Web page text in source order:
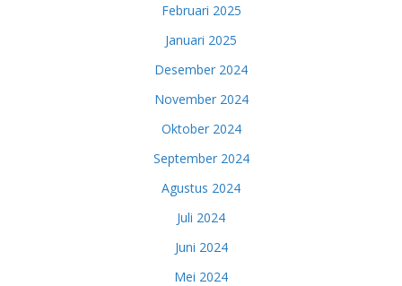
Februari 2025
Januari 2025
Desember 2024
November 2024
Oktober 2024
September 2024
Agustus 2024
Juli 2024
Juni 2024
Mei 2024